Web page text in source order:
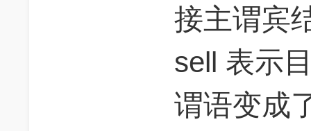
接主谓宾
sell 表示
谓语变成